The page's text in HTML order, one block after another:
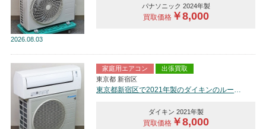
2026 08.03
パナソニック 2024年製
買取価格￥8,000
家庭用エアコン
出張買取
東京都 新宿区
東京都新宿区で2021年製のダイキンのルームエアコン【中古品】を買取しました。
ダイキン 2021年製
買取価格￥8,000